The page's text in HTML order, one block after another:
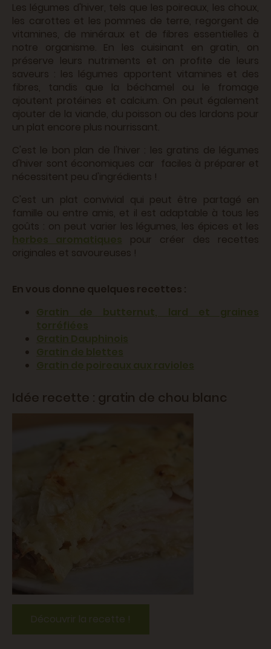
Les légumes d'hiver, tels que les poireaux, les choux,
les carottes et les pommes de terre, regorgent de
vitamines, de minéraux et de fibres essentielles à
notre organisme. En les cuisinant en gratin, on
préserve leurs nutriments et on profite de leurs
saveurs : les légumes apportent vitamines et des
fibres, tandis que la béchamel ou le fromage
ajoutent protéines et calcium. On peut également
ajouter de la viande, du poisson ou des lardons pour
un plat encore plus nourrissant.
C'est le bon plan de l'hiver : les gratins de légumes
d'hiver sont économiques car faciles à préparer et
nécessitent peu d'ingrédients !
C'est un plat convivial qui peut être partagé en
famille ou entre amis, et il est adaptable à tous les
goûts : on peut varier les légumes, les épices et les
herbes aromatiques pour créer des recettes
originales et savoureuses !
En vous donne quelques recettes :
Gratin de butternut, lard et graines
torréfiées
Gratin Dauphinois
Gratin de blettes
Gratin de poireaux aux ravioles
Idée recette : gratin de chou blanc
Découvrir la recette !